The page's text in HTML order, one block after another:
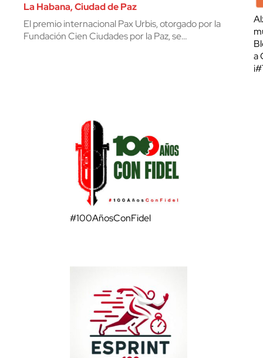
La Habana, Ciudad de Paz
El premio internacional Pax Urbis, otorgado por la
Fundación Cien Ciudades por la Paz, se…
a
#100AñosConFidel